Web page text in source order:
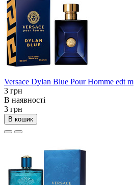
Versace Dylan Blue Pour Homme edt m
3 грн
В наявності
3 грн
В кошик